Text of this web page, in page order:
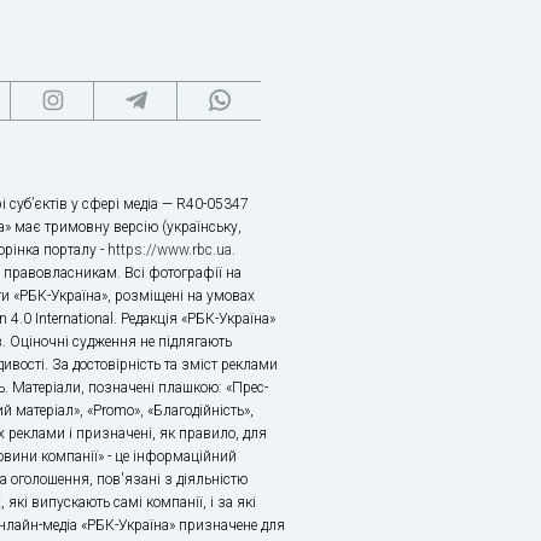
суб’єктів у сфері медіа — R40-05347
має тримовну версію (українську,
порталу - https://www.rbc.ua.
Всі фотографії на
«РБК-Україна», розміщені на умовах
4.0 International. Редакція «РБК-Україна»
Оціночні судження не підлягають
За достовірність та зміст реклами
Матеріали, позначені плашкою: «Прес-
матеріал», «Promo», «Благодійність»,
і призначені, як правило, для
компанії» - це інформаційний
пов'язані з діяльністю
випускають самі компанії, і за які
медіа «РБК-Україна» призначене для